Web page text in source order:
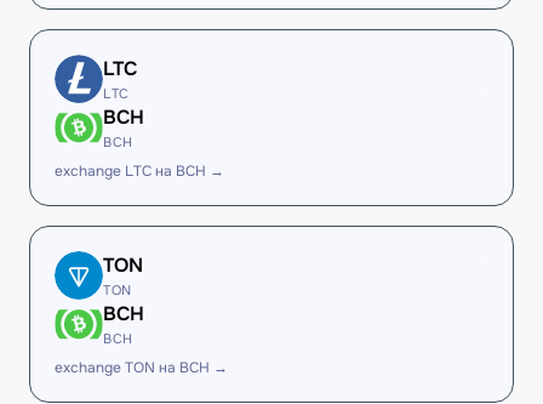
LTC
LTC
BCH
BCH
exchange LTC на BCH →
TON
TON
BCH
BCH
exchange TON на BCH →